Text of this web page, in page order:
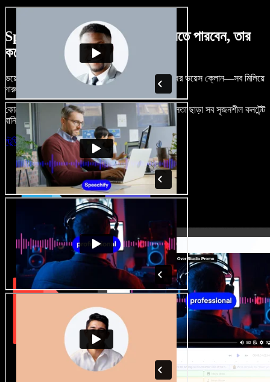
Speechify Studio দিয়ে কী কী করতে পারবেন, তার
কয়েকটা উদাহরণ দেখুন
ভয়েসওভার, রয়্যালটি-ফ্রি ছবি, অডিও, ভিডিও যোগ, নিজের ভয়েস ক্লোন—সব মিলিয়ে
দারুণ মনে রাখার মতো অডিও-ভিডিও প্রজেক্ট বানান।
কোনো শেখার ঝামেলা নেই, শুধু ব্রাউজারে খুলুন—আর দুর্বলতা ছাড়া সব সৃজনশীল কনটেন্ট
বানিয়ে ফেলুন।
স্টুডিও চালু করুন